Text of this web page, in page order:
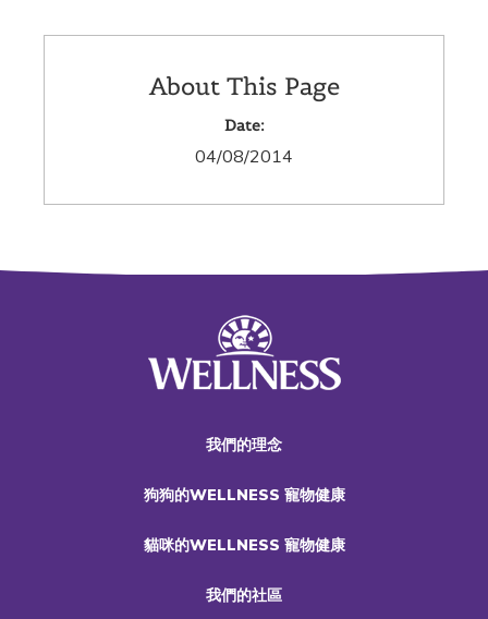
About This Page
Date:
04/08/2014
我們的理念
狗狗的WELLNESS 寵物健康
貓咪的WELLNESS 寵物健康
我們的社區